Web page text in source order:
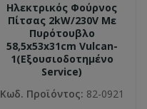
Ηλεκτρικός Φούρνος
Πίτσας 2kW/230V Με
Πυρότουβλο
58,5x53x31cm Vulcan-
1(Εξουσιοδοτημένο
Service)
Κωδ. Προϊόντος: 82-0921